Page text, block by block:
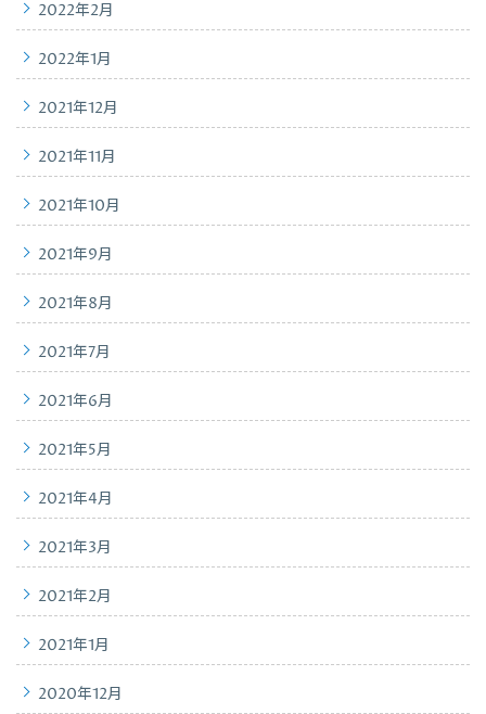
2022年2月
2022年1月
2021年12月
2021年11月
2021年10月
2021年9月
2021年8月
2021年7月
2021年6月
2021年5月
2021年4月
2021年3月
2021年2月
2021年1月
2020年12月